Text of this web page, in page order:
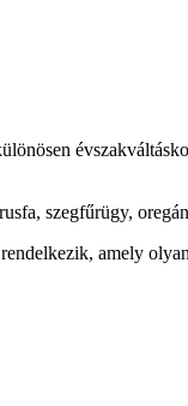
szegfűrügy,
amely